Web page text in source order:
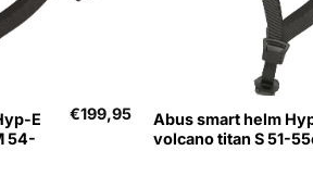
E
54-
€199,95
Abus smart helm
volcano titan S 51-